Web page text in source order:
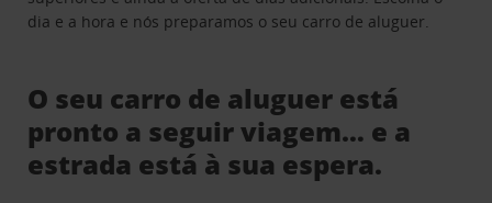
dia e a hora e nós preparamos o seu carro de aluguer.
O seu carro de aluguer está
pronto a seguir viagem… e a
estrada está à sua espera.